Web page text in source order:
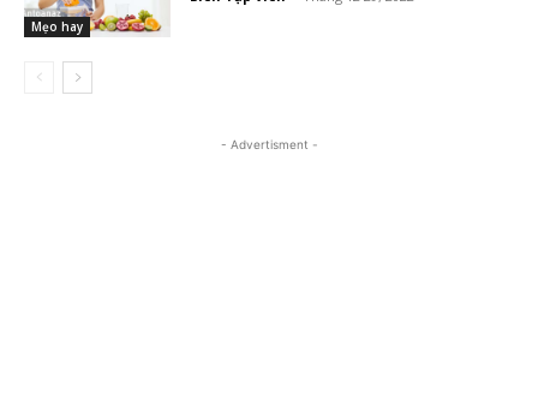
Mẹo hay
- Advertisment -